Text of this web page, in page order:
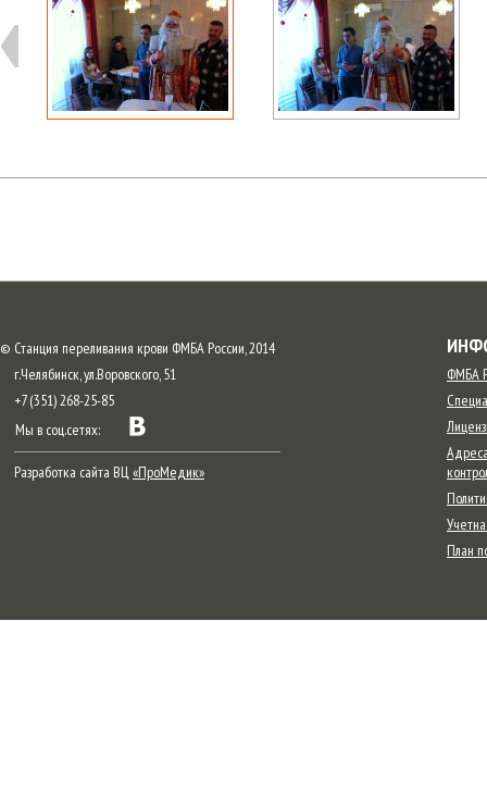
ФМБА
План
© Станция переливания крови ФМБА России, 2014
г.Челябинск, ул.Воровского, 51
+7 (351) 268-25-85
Мы в соц.сетях:
Разработка сайта ВЦ«ПроМедик»